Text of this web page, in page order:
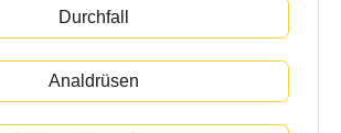
Durchfall
Analdrüsen